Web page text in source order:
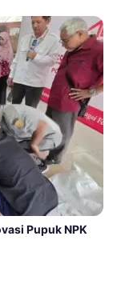
Pupuk NPK